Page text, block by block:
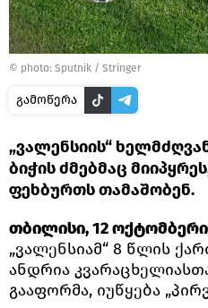
© photo: Sputnik / Stringer
გამოწერა
„ვალენსიის“
ბიჭის ძმებმაც
ფეხბურთს თამაშობენ.
თბილისი, 12 ოქტომბერი
„ვალენსიამ“ 8 წლის
ანდრია
გააფორმა, იუწყება